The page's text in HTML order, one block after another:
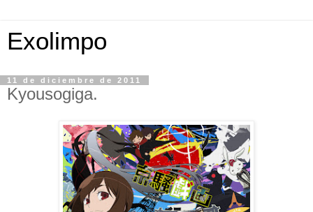
Exolimpo
11 de diciembre de 2011
Kyousogiga.